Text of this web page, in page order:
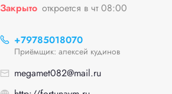
Закрыто откроется в чт 08:00
+79785018070
Приёмщик: алексей кудинов
megamet082@mail.ru